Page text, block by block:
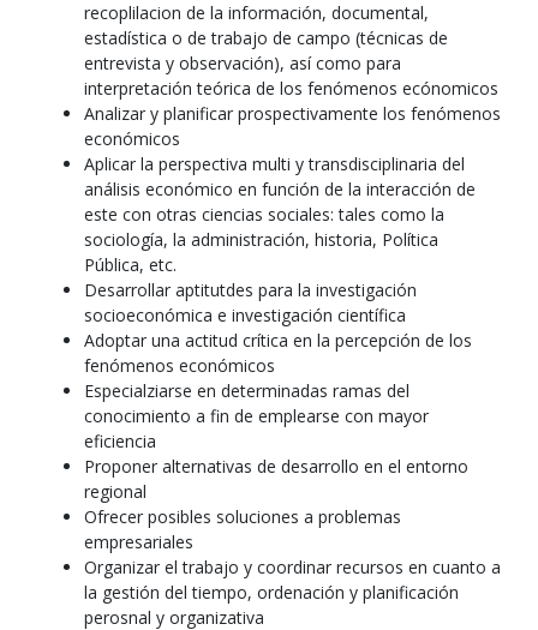
recoplilacion de la información, documental,
estadística o de trabajo de campo (técnicas de
entrevista y observación), así como para
interpretación teórica de los fenómenos ecónomicos
Analizar y planificar prospectivamente los fenómenos
económicos
Aplicar la perspectiva multi y transdisciplinaria del
análisis económico en función de la interacción de
este con otras ciencias sociales: tales como la
sociología, la administración, historia, Política
Pública, etc.
Desarrollar aptitutdes para la investigación
socioeconómica e investigación científica
Adoptar una actitud crítica en la percepción de los
fenómenos económicos
Especialziarse en determinadas ramas del
conocimiento a fin de emplearse con mayor
eficiencia
Proponer alternativas de desarrollo en el entorno
regional
Ofrecer posibles soluciones a problemas
empresariales
Organizar el trabajo y coordinar recursos en cuanto a
la gestión del tiempo, ordenación y planificación
perosnal y organizativa